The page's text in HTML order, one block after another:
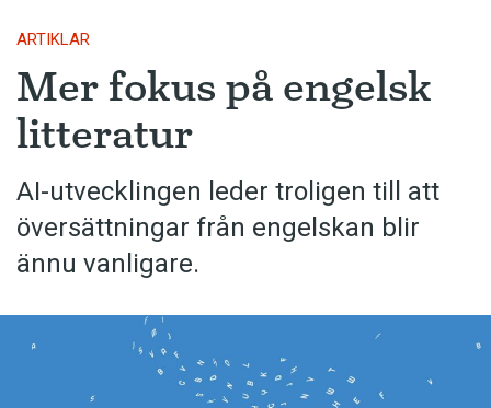
ARTIKLAR
Mer fokus på engelsk
litteratur
AI-utvecklingen leder troligen till att
översättningar från engelskan blir
ännu vanligare.